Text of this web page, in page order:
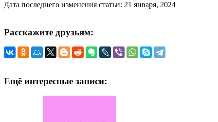
Дата последнего изменения статьи: 21 января, 2024
Расскажите друзьям:
Ещё интересные записи: